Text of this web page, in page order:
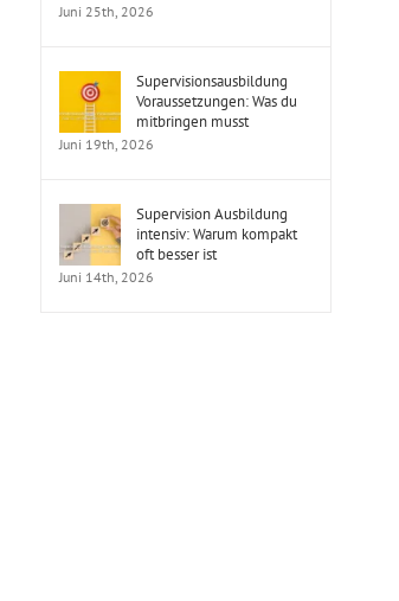
Juni 25th, 2026
Supervisionsausbildung
Voraussetzungen: Was du
mitbringen musst
Juni 19th, 2026
Supervision Ausbildung
intensiv: Warum kompakt
oft besser ist
Juni 14th, 2026